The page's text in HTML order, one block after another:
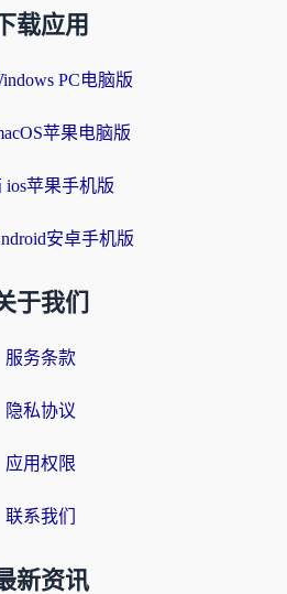
下载应用
PC电脑版
苹果电脑版
ios苹果手机版
安卓手机版
于我们
服务条款
隐私协议
应用权限
联系我们
新资讯